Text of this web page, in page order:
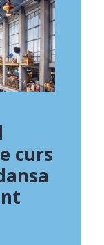
curs